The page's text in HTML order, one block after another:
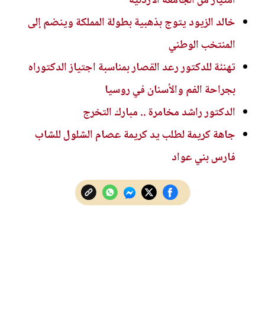
خالد الزيود يتوج بذهبية بطولة المملكة وينضم إلى
المنتخب الوطني
تهنئة للدكتور رعد القصار بمناسبة اجتياز الدكتوراه
بجراحة الفم والأسنان في روسيا
الدكتور راشد مخامرة .. مبارك التخرج
جاهة كريمة لطلب يد كريمة عصام الشلول للشاب
فارس بني عواد